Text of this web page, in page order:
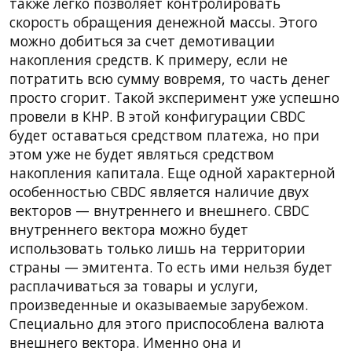
скорость обращения денежной массы. Этого
можно добиться за счет демотивации
накопления средств. К примеру, если не
потратить всю сумму вовремя, то часть денег
просто сгорит. Такой эксперимент уже успешно
провели в КНР. В этой конфигурации CBDC
будет оставаться средством платежа, но при
этом уже не будет являться средством
накопления капитала. Еще одной характерной
особенностью CBDC является наличие двух
векторов — внутреннего и внешнего. CBDC
внутреннего вектора можно будет
использовать только лишь на территории
страны — эмитента. То есть ими нельзя будет
расплачиваться за товары и услуги,
произведенные и оказываемые зарубежом.
Специально для этого приспособлена валюта
внешнего вектора. Именно она и